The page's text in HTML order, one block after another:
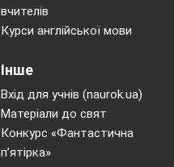
вчителів
Курси англійської мови
Інше
Вхід для учнів (naurok.ua)
Матеріали до свят
Конкурс «Фантастична
п’ятірка»